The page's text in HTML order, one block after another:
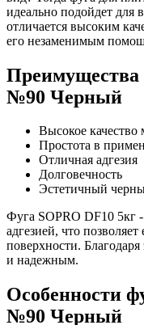
идеально подойдет для
отличается высоким
его незаменимым
Преимущества
№90 Черный
Высокое качество
Простота в
Отличная адгезия
Долговечность
Эстетичный
Фуга SOPRO DF10 5кг
адгезией, что
поверхности.
и надежным.
Особенности
№90 Черный